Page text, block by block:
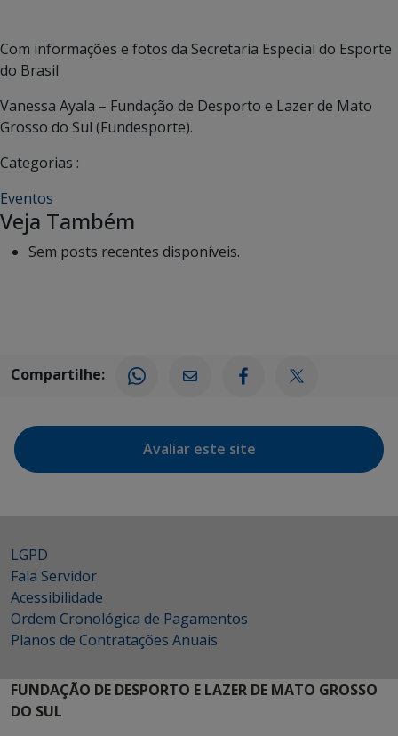
Com informações e fotos da Secretaria Especial do Esporte
do Brasil
Vanessa Ayala – Fundação de Desporto e Lazer de Mato
Grosso do Sul (Fundesporte).
Categorias :
Eventos
Veja Também
Sem posts recentes disponíveis.
Compartilhe:
Avaliar este site
LGPD
Fala Servidor
Acessibilidade
Ordem Cronológica de Pagamentos
Planos de Contratações Anuais
FUNDAÇÃO DE DESPORTO E LAZER DE MATO GROSSO
DO SUL